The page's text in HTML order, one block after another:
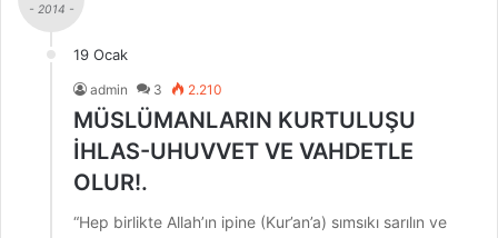
- 2014 -
19 Ocak
admin 3 2.210
MÜSLÜMANLARIN KURTULUŞU
İHLAS-UHUVVET VE VAHDETLE
OLUR!.
“Hep birlikte Allah’ın ipine (Kur’an’a) sımsıkı sarılın ve